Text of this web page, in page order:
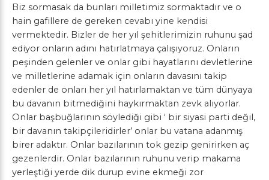
Biz sormasak da bunları milletimiz sormaktadır ve o
hain gafillere de gereken cevabı yine kendisi
vermektedir. Bizler de her yıl şehitlerimizin ruhunu şad
ediyor onların adını hatırlatmaya çalışıyoruz. Onların
peşinden gelenler ve onlar gibi hayatlarını devletlerine
ve milletlerine adamak için onların davasını takip
edenler de onları her yıl hatırlamaktan ve tüm dünyaya
bu davanın bitmediğini haykırmaktan zevk alıyorlar.
Onlar başbuğlarının söylediği gibi ‘ bir siyasi parti değil,
bir davanın takipçileridirler’ onlar bu vatana adanmış
birer adaktır. Onlar bazılarının tok gezip genirirken aç
gezenlerdir. Onlar bazılarının ruhunu verip makama
yerleştiği yerde dik durup evine ekmeği zor